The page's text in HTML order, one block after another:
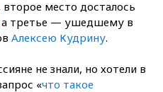
второе место досталось
а третье — ушедшему в
Алексею Кудрину.
не знали, но хотели в
«что такое